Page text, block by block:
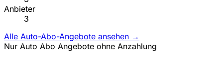
Anbieter
3
Alle Auto-Abo-Angebote ansehen →
Nur Auto Abo Angebote ohne Anzahlung